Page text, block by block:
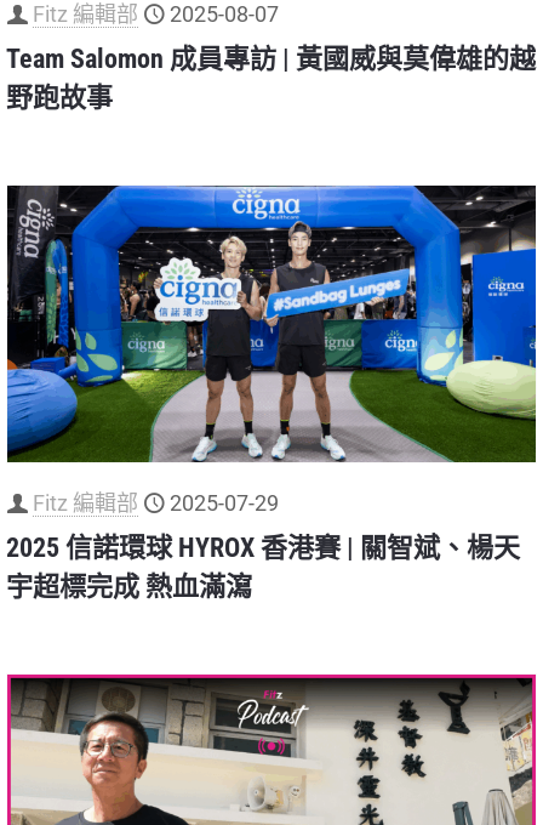
Fitz 編輯部 2025-08-07
Team Salomon 成員專訪 | 黃國威與莫偉雄的越
野跑故事
Fitz 編輯部 2025-07-29
2025 信諾環球 HYROX 香港賽 | 關智斌、楊天
宇超標完成 熱血滿瀉